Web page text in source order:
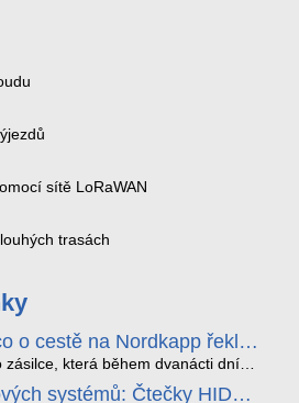
sítě LoRaWAN
trasách
o cestě na Nordkapp řekla
2 MAX
zásilce, která během dvanácti dní
2 MAX jsme vzali na trasu z
a finské Laponsko až na
systémů: Čtečky HID